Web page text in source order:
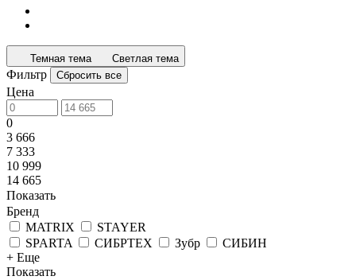
Темная тема Светлая тема
Фильтр Сбросить все
Цена
0
3 666
7 333
10 999
14 665
Показать
Бренд
MATRIX
STAYER
SPARTA
СИБРТЕХ Зубр
СИБИН
+ Еще
Показать